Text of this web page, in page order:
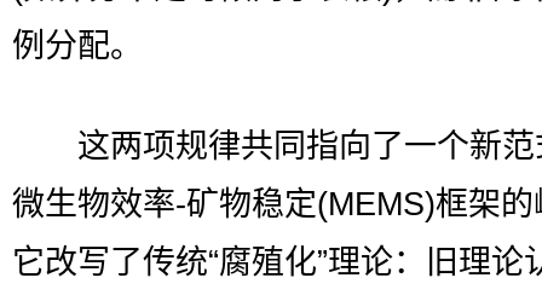
例分配。
这两项规律共同指向了一个新
微生物效率-矿物稳定(MEMS)框架
它改写了传统“腐殖化”理论：旧理论